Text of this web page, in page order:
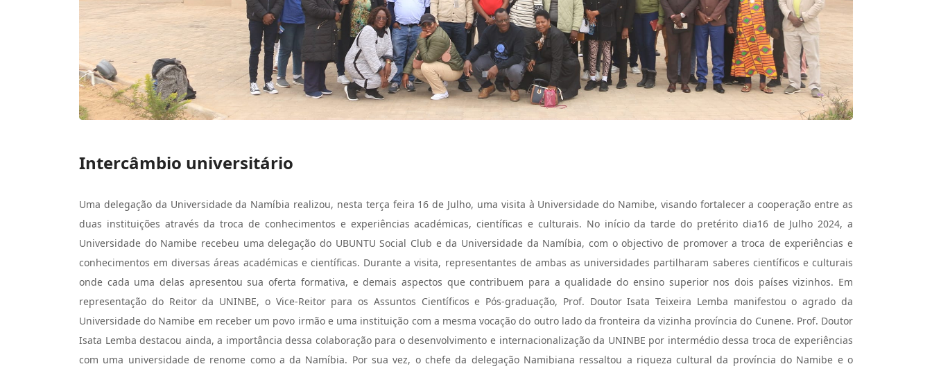
Intercâmbio universitário
Uma delegação da Universidade da Namíbia realizou, nesta terça feira 16 de Julho, uma visita à Universidade do Namibe, visando fortalecer a cooperação entre as
duas instituições através da troca de conhecimentos e experiências académicas, científicas e culturais. No início da tarde do pretérito dia16 de Julho 2024, a
Universidade do Namibe recebeu uma delegação do UBUNTU Social Club e da Universidade da Namíbia, com o objectivo de promover a troca de experiências e
conhecimentos em diversas áreas académicas e científicas. Durante a visita, representantes de ambas as universidades partilharam saberes científicos e culturais
onde cada uma delas apresentou sua oferta formativa, e demais aspectos que contribuem para a qualidade do ensino superior nos dois países vizinhos. Em
representação do Reitor da UNINBE, o Vice-Reitor para os Assuntos Científicos e Pós-graduação, Prof. Doutor Isata Teixeira Lemba manifestou o agrado da
Universidade do Namibe em receber um povo irmão e uma instituição com a mesma vocação do outro lado da fronteira da vizinha província do Cunene. Prof. Doutor
Isata Lemba destacou ainda, a importância dessa colaboração para o desenvolvimento e internacionalização da UNINBE por intermédio dessa troca de experiências
com uma universidade de renome como a da Namíbia. Por sua vez, o chefe da delegação Namibiana ressaltou a riqueza cultural da província do Namibe e o